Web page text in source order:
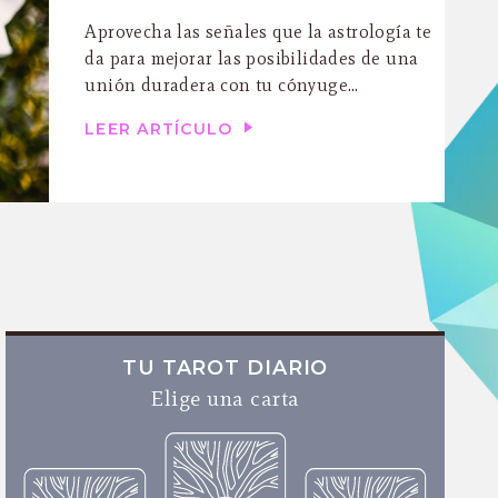
Aprovecha las señales que la astrología te
da para mejorar las posibilidades de una
unión duradera con tu cónyuge…
LEER ARTÍCULO
TU TAROT DIARIO
Elige una carta